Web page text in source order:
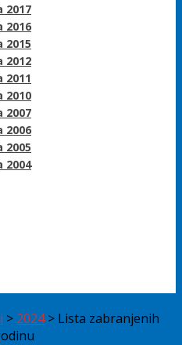
2017
2016
2015
2012
2011
2010
2007
2006
2005
2004
> 2024> Lista zabranjenih